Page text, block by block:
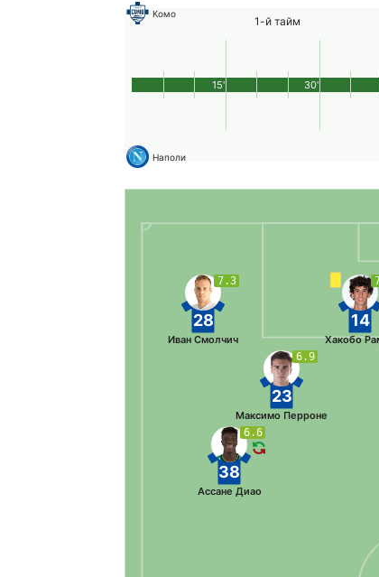
Комо
1-й тайм
Наполи
15' 30'
14
Хакобо
7.3
28
Иван Смолчич
6.9
23
Максимо Перроне
6.6
38
Ассане Диао